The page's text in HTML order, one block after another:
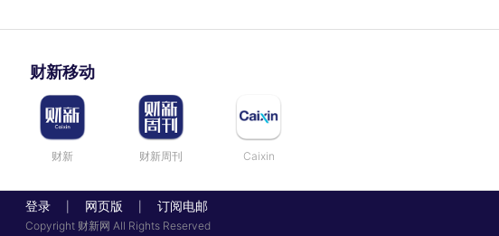
财新移动
财新 财新周刊 Caixin
登录 网页版 订阅电邮
Copyright 财新网 All Rights Reserved